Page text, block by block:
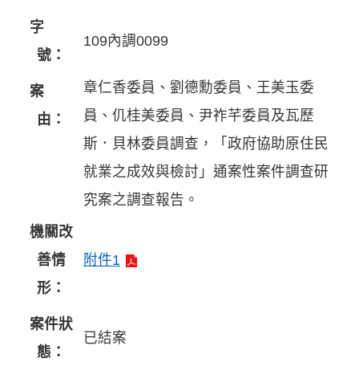
字
號：
109內調0099
案
由：
章仁香委員、劉德勳委員、王美玉委
員、仉桂美委員、尹祚芊委員及瓦歷
斯．貝林委員調查，「政府協助原住民
就業之成效與檢討」通案性案件調查研
究案之調查報告。
機關改
善情
形：
附件1
案件狀
態：
已結案